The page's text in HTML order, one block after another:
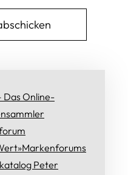
Online-
Peter